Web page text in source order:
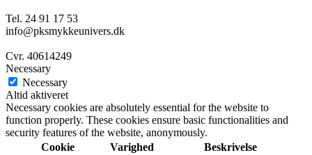
Tel. 24 91 17 53
info@pksmykkeunivers.dk
Cvr. 40614249
Necessary
Necessary
Altid aktiveret
Necessary cookies are absolutely essential for the website to
function properly. These cookies ensure basic functionalities and
security features of the website, anonymously.
Cookie
Varighed Beskrivelse